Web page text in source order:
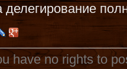
делегирование
have no rights to